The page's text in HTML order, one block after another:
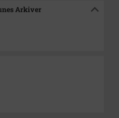
Arkiver